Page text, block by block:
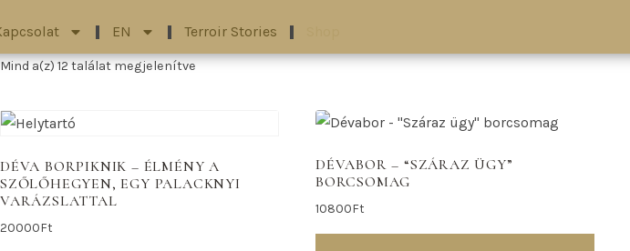
EN Terroir Stories
Mind a(z) 12 találat megjelenítve
DÉVA BORPIKNIK – ÉLMÉNY A
SZŐLŐHEGYEN, EGY PALACKNYI
VARÁZSLATTAL
20000Ft
DÉVABOR – “SZÁRAZ ÜGY”
BORCSOMAG
10800Ft